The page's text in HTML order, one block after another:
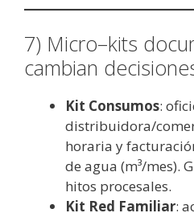
7) Micro–kits
cambian
Kit Consumos:
distribuidora/
horaria y
de agua (m³/mes).
hitos procesales.
Kit Red Familiar: